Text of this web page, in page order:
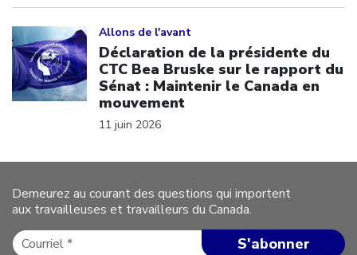
Allons de l'avant
Déclaration de la présidente du
CTC Bea Bruske sur le rapport du
Sénat : Maintenir le Canada en
mouvement
11 juin 2026
Demeurez au courant des questions qui importent
aux travailleuses et travailleurs du Canada.